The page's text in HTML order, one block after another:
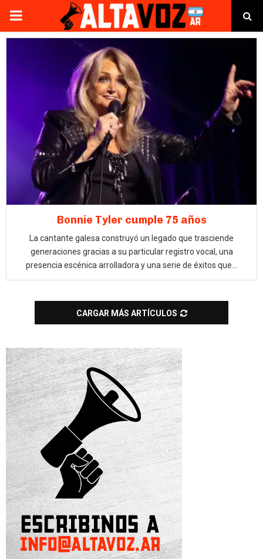
PRIMARY
Bonnie Tyler cumple 75 años
La cantante galesa construyó un legado que trasciende
generaciones gracias a su particular registro vocal, una
presencia escénica arrolladora y una serie de éxitos que...
CARGAR MÁS ARTÍCULOS